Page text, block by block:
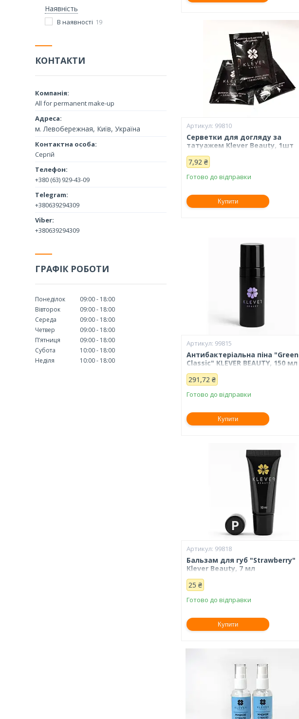
99810
Серветки для догляду за
татуажем Klever Beauty, 1шт
7,92 ₴
Готово до відправки
Купити
99815
Антибактеріальна піна "Green
Classic" KLEVER BEAUTY, 150 мл
291,72 ₴
Готово до відправки
Купити
99818
Бальзам для губ "Strawberry"
Klever Beauty, 7 мл
25 ₴
Готово до відправки
Купити
Наявність
В наявності 19
КОНТАКТИ
All for permanent make-up
м. Левобережная, Київ, Україна
Сергій
+380 (63) 929-43-09
+380639294309
+380639294309
ГРАФІК РОБОТИ
Понеділок 09:00
18:00
Вівторок
09:00
18:00
Середа
09:00
18:00
Четвер
09:00
18:00
Пʼятниця
09:00
18:00
Субота
10:00
18:00
Неділя
10:00 18:00